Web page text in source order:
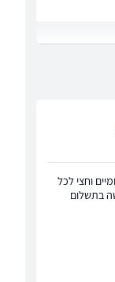
וחצי לכל
בתשלום